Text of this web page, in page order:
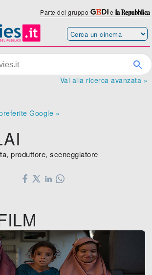
Parte del gruppo e
Vai alla ricerca avanzata »
Google »
produttore, sceneggiatore